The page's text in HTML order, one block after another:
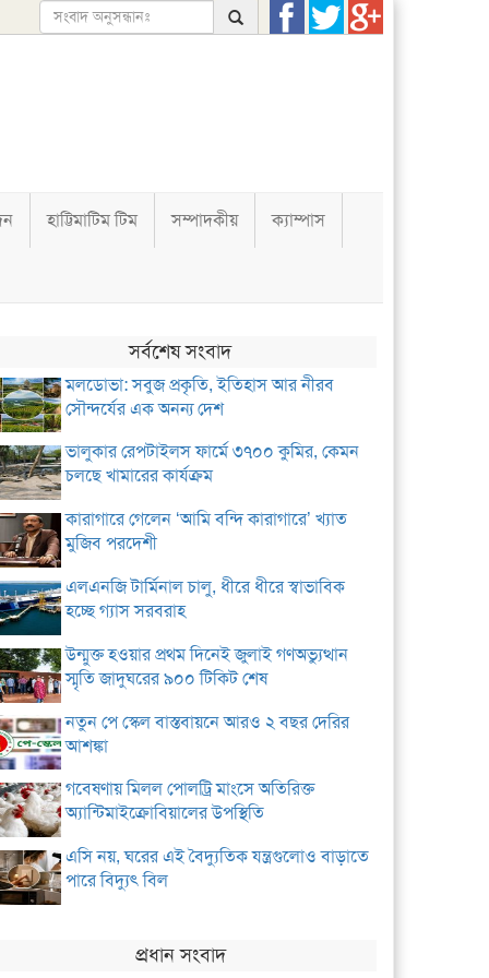
হাট্টিমাটিম টিম সম্পাদকীয় ক্যাম্পাস
সর্বশেষ সংবাদ
মলডোভা: সবুজ প্রকৃতি, ইতিহাস আর নীরব
সৌন্দর্যের এক অনন্য দেশ
ভালুকার রেপটাইলস ফার্মে ৩৭০০ কুমির, কেমন
চলছে খামারের কার্যক্রম
কারাগারে গেলেন ‘আমি বন্দি কারাগারে’ খ্যাত
মুজিব পরদেশী
এলএনজি টার্মিনাল চালু, ধীরে ধীরে স্বাভাবিক
হচ্ছে গ্যাস সরবরাহ
উন্মুক্ত হওয়ার প্রথম দিনেই জুলাই গণঅভ্যুত্থান
স্মৃতি জাদুঘরের ৯০০ টিকিট শেষ
নতুন পে স্কেল বাস্তবায়নে আরও ২ বছর দেরির
আশঙ্কা
গবেষণায় মিলল পোলট্রি মাংসে অতিরিক্ত
অ্যান্টিমাইক্রোবিয়ালের উপস্থিতি
এসি নয়, ঘরের এই বৈদ্যুতিক যন্ত্রগুলোও বাড়াতে
পারে বিদ্যুৎ বিল
প্রধান সংবাদ